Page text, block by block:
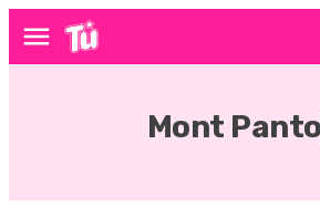
Menú
Mont